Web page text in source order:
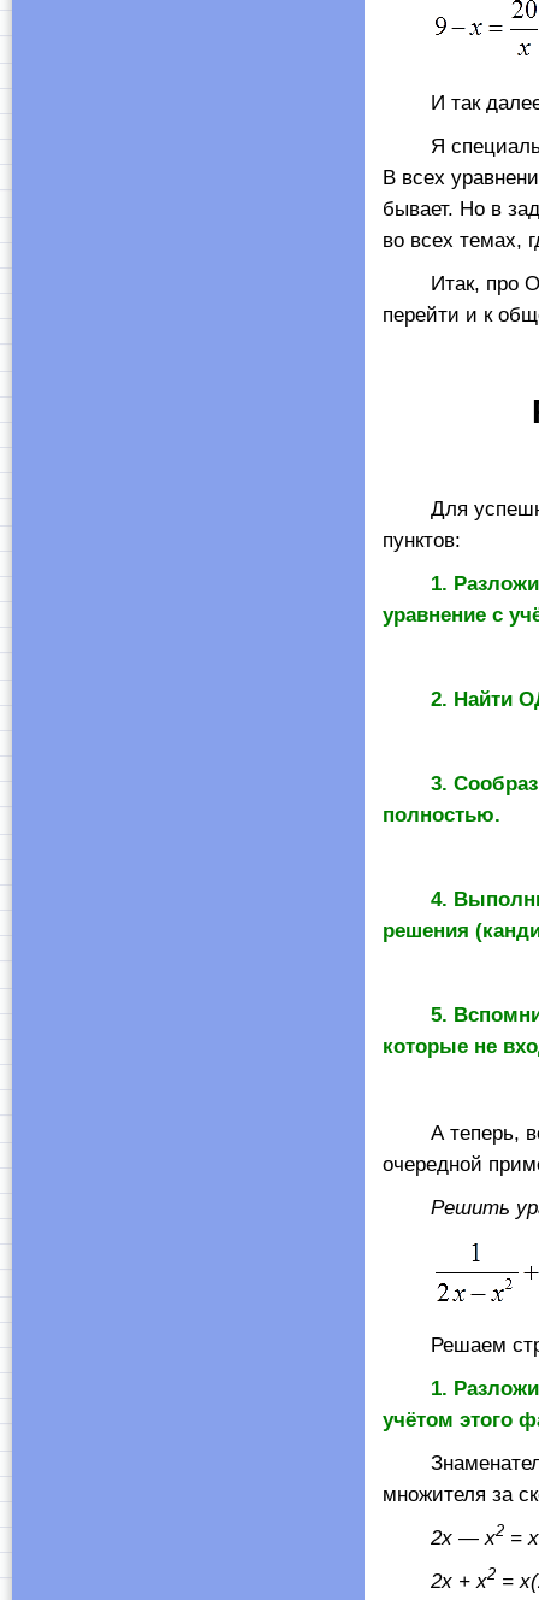
И так
Я специально
В всех
бывает. Но в
во всех темах,
Итак, про ОДЗ
перейти и к
Для
пунктов:
1.
уравнение с
2. Найти
3.
полностью.
4.
решения
5.
которые не
А теперь,
очередной
Решить
Решаем
1.
учётом этого
Знаменатели
множителя за
2x— x2= x
2x+ x2= x